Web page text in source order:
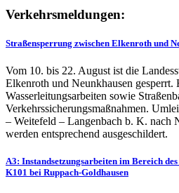
Verkehrsmeldungen:
Straßensperrung zwischen Elkenroth und
Vom 10. bis 22. August ist die
Elkenroth und Neunkhausen
Wasserleitungsarbeiten sowie
Verkehrssicherungsmaßnahmen.
– Weitefeld – Langenbach b. K. nach
werden entsprechend ausgeschildert.
A3: Instandsetzungsarbeiten im Bereich
K101 bei Ruppach-Goldhausen